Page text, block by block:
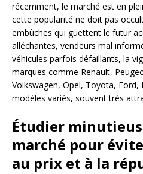
récemment, le marché est en
cette popularité ne doit pas
embûches qui guettent le futur
alléchantes, vendeurs mal
véhicules parfois défaillants, la
marques comme Renault,
Volkswagen, Opel, Toyota,
modèles variés, souvent très
Étudier
marché pour
au prix et à la